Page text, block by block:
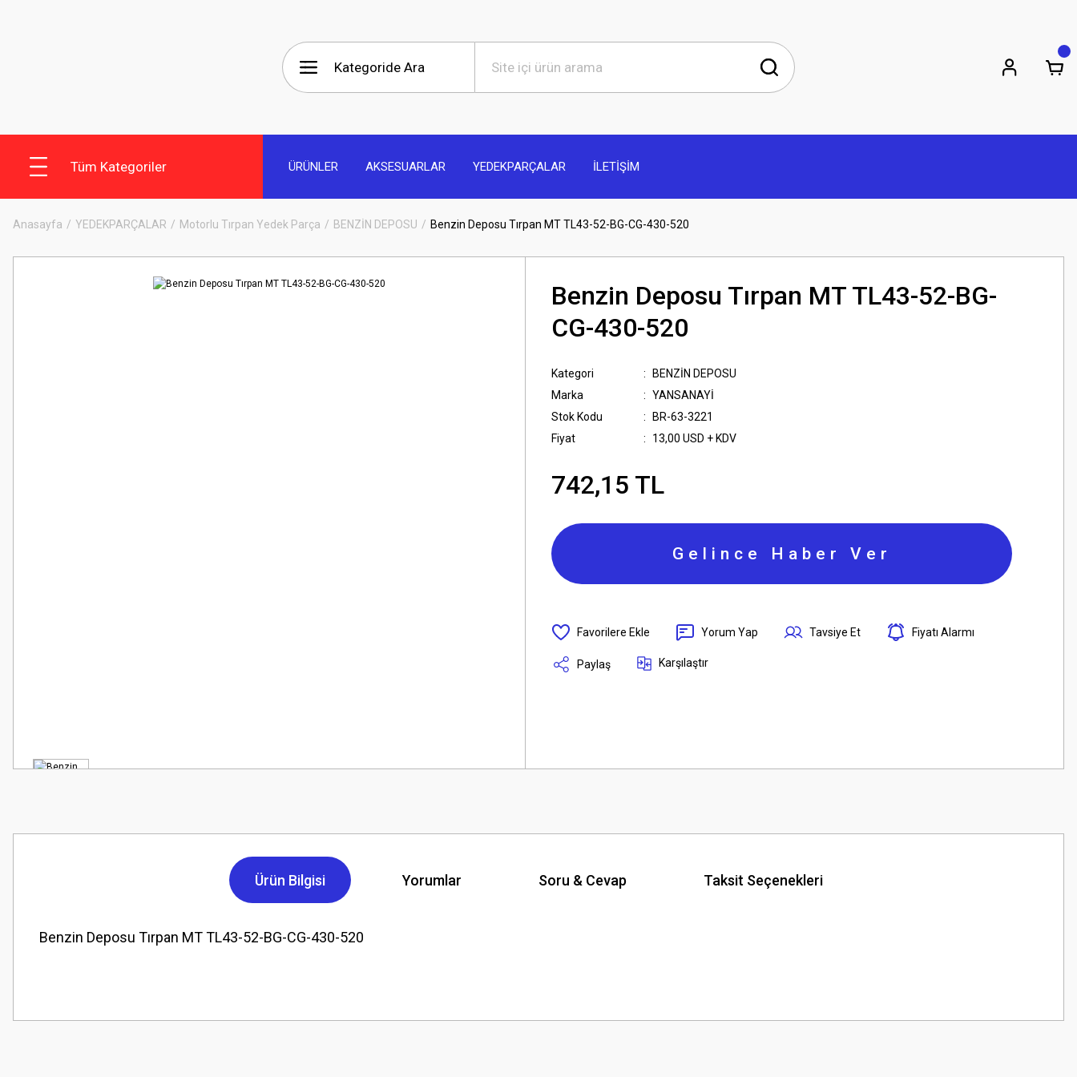
Tüm Kategoriler ÜRÜNLER AKSESUARLAR YEDEKPARÇALAR İLETİŞİM
Anasayfa YEDEKPARÇALAR Motorlu Tırpan Yedek Parça BENZİN DEPOSU Benzin Deposu Tırpan MT TL43-52-BG-CG-430-520
Benzin Deposu Tırpan MT TL43-52-BG-
CG-430-520
Kategori
BENZİN DEPOSU
Marka
YANSANAYİ
Stok Kodu
BR-63-3221
Fiyat
13,00 USD + KDV
742,15 TL
Gelince Haber Ver
Yorum Yap Tavsiye Et Fiyatı Alarmı
Paylaş Karşılaştır
Ürün Bilgisi Yorumlar Soru & Cevap Taksit Seçenekleri
Benzin Deposu Tırpan MT TL43-52-BG-CG-430-520